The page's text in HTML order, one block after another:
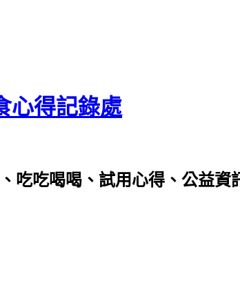
心得記錄處
吃吃喝喝、試用心得、公益資